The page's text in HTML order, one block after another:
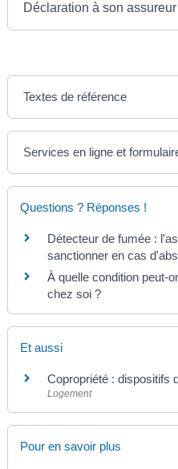
Déclaration à son assureur
Textes de référence
Services en ligne et
Questions ? Réponses !
Détecteur de fumée :
sanctionner en cas
À quelle condition peut-
chez soi ?
Et aussi
Copropriété : dispositifs
Logement
Pour en savoir plus